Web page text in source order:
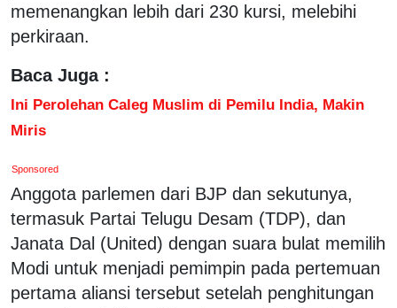
memenangkan lebih dari 230 kursi, melebihi
perkiraan.
Baca Juga :
Ini Perolehan Caleg Muslim di Pemilu India, Makin
Miris
Sponsored
Anggota parlemen dari BJP dan sekutunya,
termasuk Partai Telugu Desam (TDP), dan
Janata Dal (United) dengan suara bulat memilih
Modi untuk menjadi pemimpin pada pertemuan
pertama aliansi tersebut setelah penghitungan